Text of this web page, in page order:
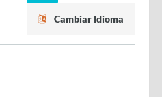
Cambiar Idioma